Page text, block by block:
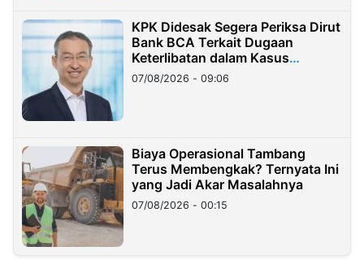
KPK Didesak Segera Periksa Dirut
Bank BCA Terkait Dugaan
Keterlibatan dalam Kasus
Hilangnya Dana Nasabah Rp2,58
Miliar
07/08/2026 - 09:06
Biaya Operasional Tambang
Terus Membengkak? Ternyata Ini
yang Jadi Akar Masalahnya
07/08/2026 - 00:15